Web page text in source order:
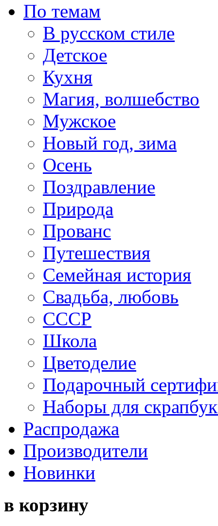
По темам
В русском стиле
Детское
Кухня
Магия, волшебство
Мужское
Новый год, зима
Осень
Поздравление
Природа
Прованс
Путешествия
Семейная история
Свадьба, любовь
СССР
Школа
Цветоделие
Подарочный
Наборы для
Распродажа
Производители
Новинки
в корзину